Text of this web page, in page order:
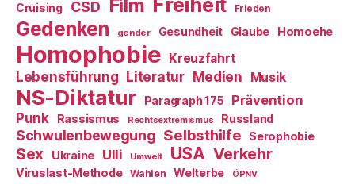
Cruising CSD Film Frieden
Gedenken gender Gesundheit Glaube Homoehe
Homophobie Kreuzfahrt
Lebensführung Literatur Medien Musik
NS-Diktatur Paragraph 175
Prävention
Punk
Rassismus Rechtsextremismus Russland
Schwulenbewegung Selbsthilfe Serophobie
Sex Ukraine Ulli Umwelt USA Verkehr
Viruslast-Methode Wahlen Welterbe ÖPNV